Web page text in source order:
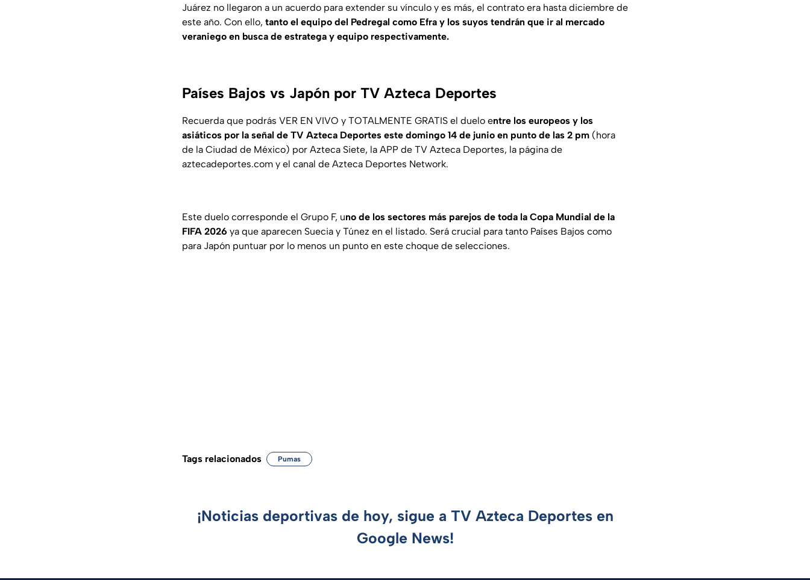
Juárez no llegaron a un acuerdo para extender su vínculo y es más, el contrato era hasta diciembre de
este año. Con ello, tanto el equipo del Pedregal como Efra y los suyos tendrán que ir al mercado
veraniego en busca de estratega y equipo respectivamente.
Países Bajos vs Japón por TV Azteca Deportes
Recuerda que podrás VER EN VIVO y TOTALMENTE GRATIS el duelo entre los europeos y los
asiáticos por la señal de TV Azteca Deportes este domingo 14 de junio en punto de las 2 pm (hora
de la Ciudad de México) por Azteca Siete, la APP de TV Azteca Deportes, la página de
aztecadeportes.com y el canal de Azteca Deportes Network.
Este duelo corresponde el Grupo F, uno de los sectores más parejos de toda la Copa Mundial de la
FIFA 2026 ya que aparecen Suecia y Túnez en el listado. Será crucial para tanto Países Bajos como
para Japón puntuar por lo menos un punto en este choque de selecciones.
Tags relacionados Pumas
¡Noticias deportivas de hoy, sigue a TV Azteca Deportes en
Google News!